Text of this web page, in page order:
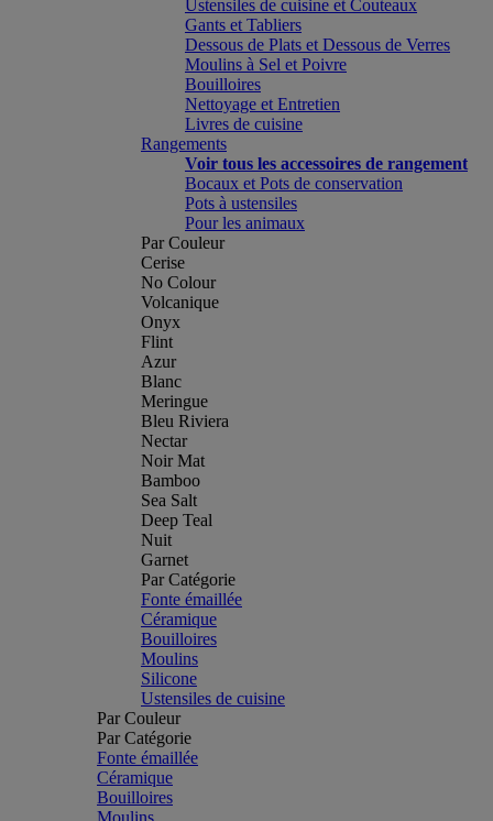
Ustensiles de cuisine et Couteaux
Gants et Tabliers
Dessous de Plats et Dessous de Verres
Moulins à Sel et Poivre
Bouilloires
Nettoyage et Entretien
Livres de cuisine
Rangements
Voir tous les accessoires de rangement
Bocaux et Pots de conservation
Pots à ustensiles
Pour les animaux
Par Couleur
Cerise
No Colour
Volcanique
Onyx
Flint
Azur
Blanc
Meringue
Bleu Riviera
Nectar
Noir Mat
Bamboo
Sea Salt
Deep Teal
Nuit
Garnet
Par Catégorie
Fonte émaillée
Céramique
Bouilloires
Moulins
Silicone
Ustensiles de cuisine
Par Couleur
Par Catégorie
Fonte émaillée
Céramique
Bouilloires
Moulins